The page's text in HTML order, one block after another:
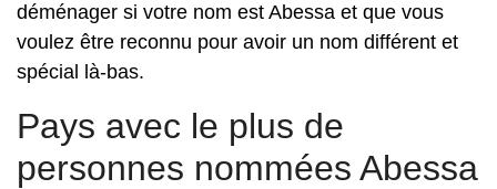
déménager si votre nom est Abessa et que vous
voulez être reconnu pour avoir un nom différent et
spécial là-bas.
Pays avec le plus de
personnes nommées Abessa